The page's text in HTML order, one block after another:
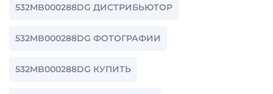
532MB000288DG ДИСТРИБЬЮТОР
532MB000288DG ФОТОГРАФИИ
532MB000288DG КУПИТЬ